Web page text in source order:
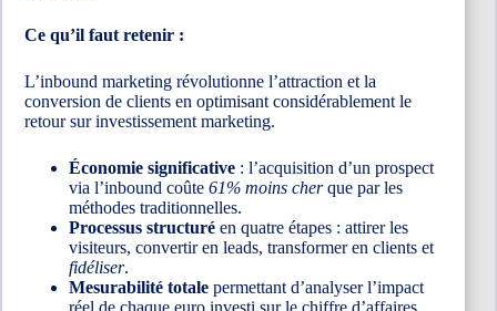
Ce qu’il faut retenir :
L’inbound marketing révolutionne l’attraction et la
conversion de clients en optimisant considérablement le
retour sur investissement marketing.
Économie significative : l’acquisition d’un prospect
via l’inbound coûte 61% moins cherque par les
méthodes traditionnelles.
Processus structuré en quatre étapes : attirer les
visiteurs, convertir en leads, transformer en clients et
fidéliser.
Mesurabilité totale permettant d’analyser l’impact